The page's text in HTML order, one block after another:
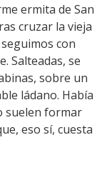
ermita de San
cruzar la vieja
con
Salteadas, se
sobre un
ládano. Había
suelen formar
eso sí, cuesta